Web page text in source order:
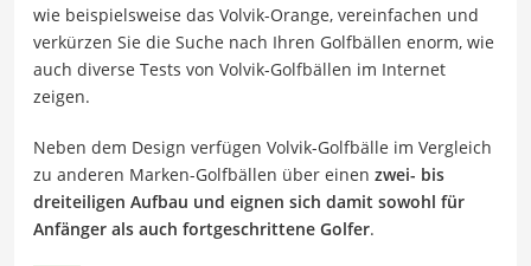
wie beispielsweise das Volvik-Orange, vereinfachen und
verkürzen Sie die Suche nach Ihren Golfbällen enorm, wie
auch diverse Tests von Volvik-Golfbällen im Internet
zeigen.
Neben dem Design verfügen Volvik-Golfbälle im Vergleich
zu anderen Marken-Golfbällen über einen zwei- bis
dreiteiligen Aufbau und eignen sich damit sowohl für
Anfänger als auch fortgeschrittene Golfer.